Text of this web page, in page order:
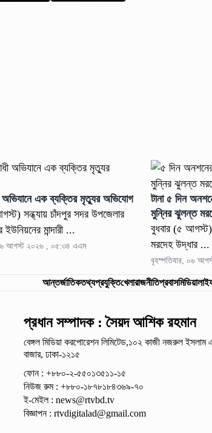
অভিযানে এক ব্যক্তির মৃত্যুর অভিযোগ
সন্ধ্যায় চাঁদপুর সদর উপজেলার
মান্দারী ...
আগস্ট ২০২৬ , ০৫:৩৪ এএম
টানা ৫ দিন
মুন্নির ঝুলন্ত
বুধবার (৫ আগস্ট)
মরদেহ উদ্ধার ...
বৃহস্পতিবার, ০৬
আন্তর্জাতিকতথ্যপ্রযুক্তিখেলারাজনীতিপ্রবাসমিডিয়া
প্রধান সম্পাদক : সৈয়দ আশিক রহমান
বেঙ্গল মিডিয়া করপোরেশন লিমিটেড,১০২ কাজী নজরুল ইসলাম
বাজার, ঢাকা-১২১৫
ফোন : +৮৮০-২-৫৫০১৩৫১১-১৫
নিউজ রুম : +৮৮০-১৮৭৮১৮৪৩৬৯-৭০
ই-মেইল : news@rtvbd.tv
বিজ্ঞাপন : rtvdigitalad@gmail.com